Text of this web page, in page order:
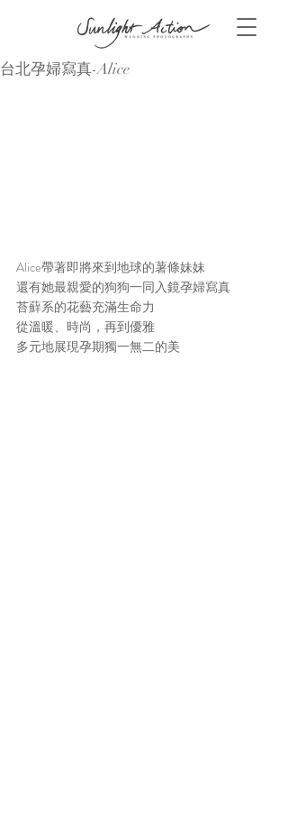
台北孕婦寫真-Alice
Alice帶著即將來到地球的薯條妹妹
還有她最親愛的狗狗一同入鏡孕婦寫真
苔蘚系的花藝充滿生命力
從溫暖、時尚，再到優雅
多元地展現孕期獨一無二的美